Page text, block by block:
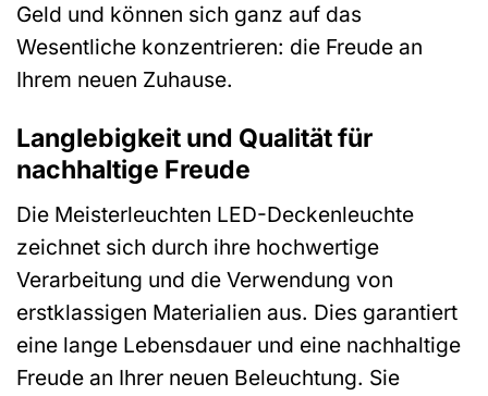
Geld und können sich ganz auf das
Wesentliche konzentrieren: die Freude an
Ihrem neuen Zuhause.
Langlebigkeit und Qualität für
nachhaltige Freude
Die Meisterleuchten LED-Deckenleuchte
zeichnet sich durch ihre hochwertige
Verarbeitung und die Verwendung von
erstklassigen Materialien aus. Dies garantiert
eine lange Lebensdauer und eine nachhaltige
Freude an Ihrer neuen Beleuchtung. Sie